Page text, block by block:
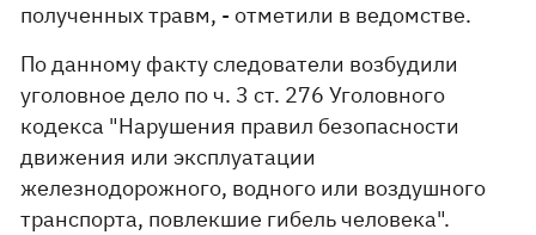
полученных травм, - отметили в ведомстве.
По данному факту следователи возбудили
уголовное дело по ч. 3 ст. 276 Уголовного
кодекса "Нарушения правил безопасности
движения или эксплуатации
железнодорожного, водного или воздушного
транспорта, повлекшие гибель человека".